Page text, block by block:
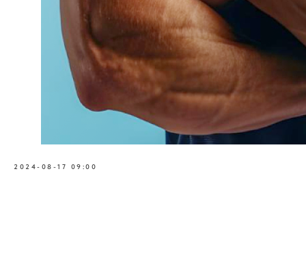
2024-08-17 09:00